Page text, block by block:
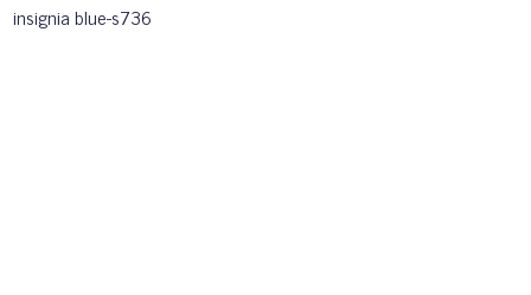
insignia blue-s736